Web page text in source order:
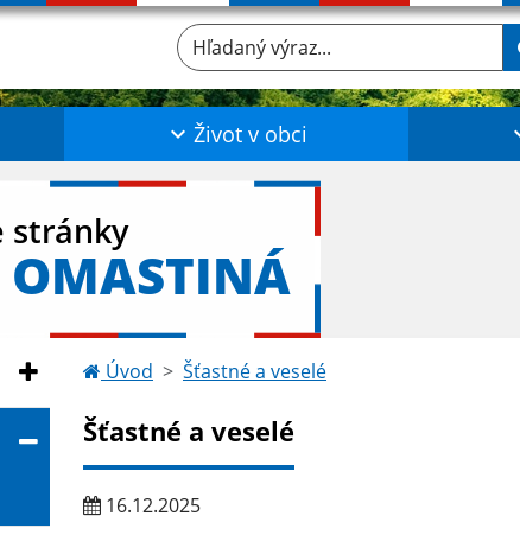
Hľadaný výraz...
Život v obci
stránky
OMASTINÁ
Úvod Šťastné a veselé
Šťastné a veselé
16.12.2025